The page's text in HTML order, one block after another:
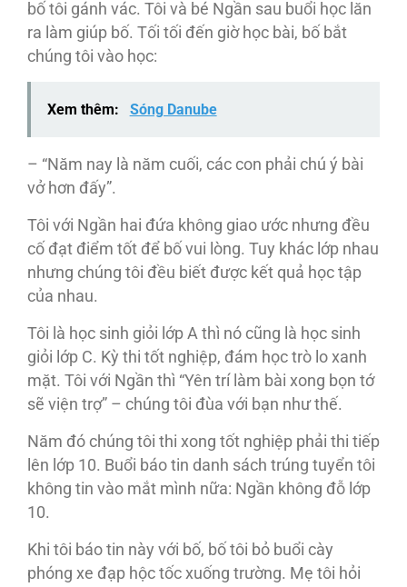
bố tôi gánh vác. Tôi và bé Ngần sau buổi học lăn
ra làm giúp bố. Tối tối đến giờ học bài, bố bắt
chúng tôi vào học:
Xem thêm: Sóng Danube
– “Năm nay là năm cuối, các con phải chú ý bài
vở hơn đấy”.
Tôi với Ngần hai đứa không giao ước nhưng đều
cố đạt điểm tốt để bố vui lòng. Tuy khác lớp nhau
nhưng chúng tôi đều biết được kết quả học tập
của nhau.
Tôi là học sinh giỏi lớp A thì nó cũng là học sinh
giỏi lớp C. Kỳ thi tốt nghiệp, đám học trò lo xanh
mặt. Tôi với Ngần thì “Yên trí làm bài xong bọn tớ
sẽ viện trợ” – chúng tôi đùa với bạn như thế.
Năm đó chúng tôi thi xong tốt nghiệp phải thi tiếp
lên lớp 10. Buổi báo tin danh sách trúng tuyển tôi
không tin vào mắt mình nữa: Ngần không đỗ lớp
10.
Khi tôi báo tin này với bố, bố tôi bỏ buổi cày
phóng xe đạp hộc tốc xuống trường. Mẹ tôi hỏi